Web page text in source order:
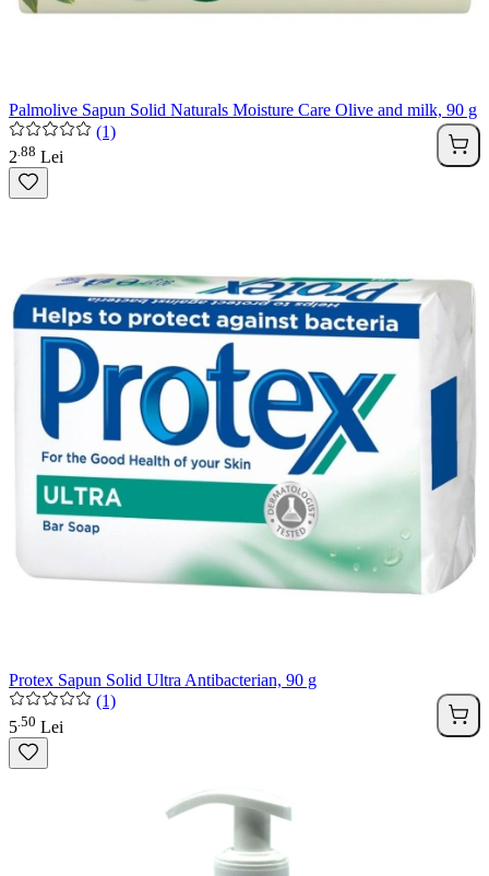
Palmolive Sapun Solid Naturals Moisture Care Olive and milk, 90 g
(1)
2 88 Lei
Protex Sapun Solid Ultra Antibacterian, 90 g
(1)
5 50 Lei